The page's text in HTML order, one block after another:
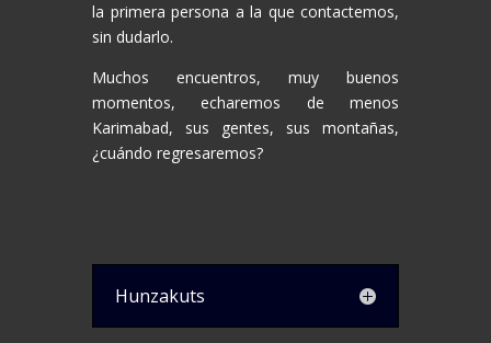
la primera persona a la que contactemos,
sin dudarlo.
Muchos encuentros, muy buenos
momentos, echaremos de menos
Karimabad, sus gentes, sus montañas,
¿cuándo regresaremos?
Hunzakuts